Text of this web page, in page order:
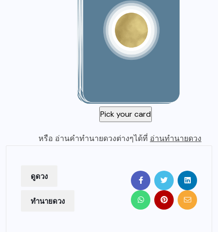
หรือ อ่านคำทำนายดวงต่างๆได้ที่ อ่านทำนายดวง
ดูดวง
ทำนายดวง